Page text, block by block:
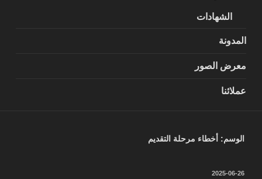
الشهادات
المدونة
معرض الصور
عملائنا
الوسم: أخطاء مرحلة التقديم
نُشر
2025-06-26